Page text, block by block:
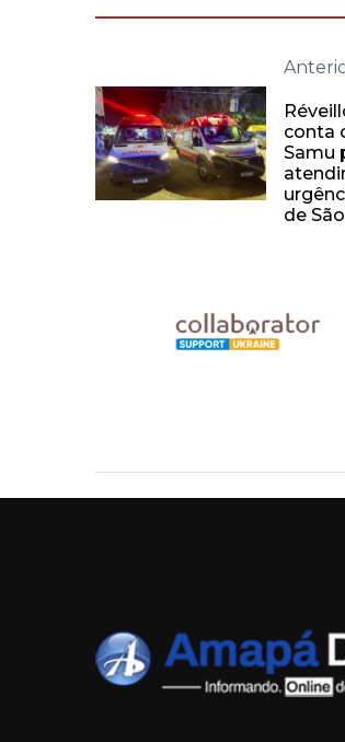
conta
Samu
de